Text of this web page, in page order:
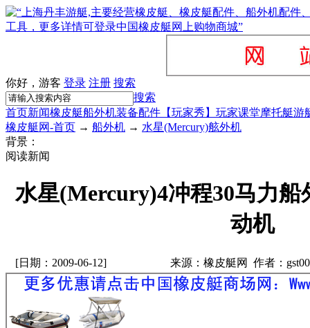
你好，游客 登录 注册 搜索
搜索
首页新闻橡皮艇船外机装备配件 【玩家秀】 玩家课堂摩托艇游
橡皮艇网-首页 → 船外机 → 水星(Mercury)舷外机
背景：
阅读新闻
水星(Mercury)4冲程30马力
动机
[日期：2009-06-12] 来源：橡皮艇网 作者：